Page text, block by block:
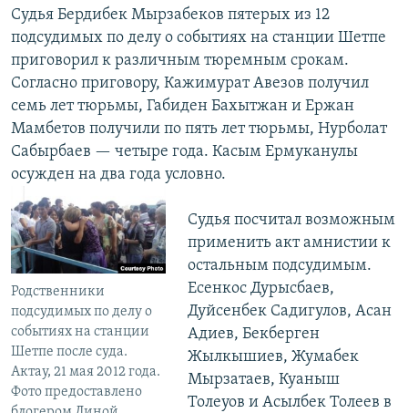
Судья Бердибек Мырзабеков пятерых из 12
подсудимых по делу о событиях на станции Шетпе
приговорил к различным тюремным срокам.
Согласно приговору, Кажимурат Авезов получил
семь лет тюрьмы, Габиден Бахытжан и Ержан
Мамбетов получили по пять лет тюрьмы, Нурболат
Сабырбаев — четыре года. Касым Ермуканулы
осужден на два года условно.
Родственники
подсудимых по делу о
событиях на станции
Шетпе после суда.
Актау, 21 мая 2012 года.
Фото предоставлено
Судья посчитал возможным
применить акт амнистии к
остальным подсудимым.
Есенкос Дурысбаев,
Дуйсенбек Садигулов, Асан
Адиев, Бекберген
Жылкышиев, Жумабек
Мырзатаев, Куаныш
Толеуов и Асылбек Толеев в